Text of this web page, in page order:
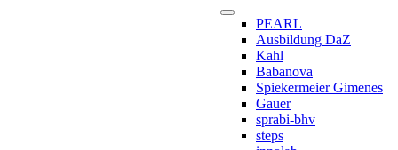
PEARL
Ausbildung DaZ
Kahl
Babanova
Spiekermeier Gimenes
Gauer
sprabi-bhv
steps